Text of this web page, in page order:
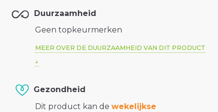
Duurzaamheid
Geen topkeurmerken
MEER OVER DE DUURZAAMHEID VAN DIT PRODUCT
Gezondheid
Dit product kan de wekelijkse